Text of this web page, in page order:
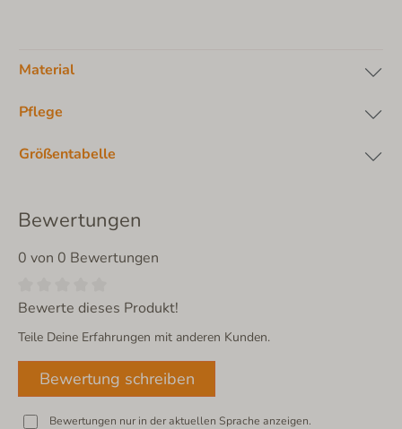
Material
Pflege
Größentabelle
Bewertungen
0 von 0 Bewertungen
Bewerte dieses Produkt!
Teile Deine Erfahrungen mit anderen Kunden.
Bewertung schreiben
Bewertungen nur in der aktuellen Sprache anzeigen.